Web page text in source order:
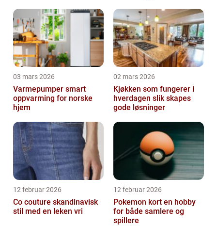
03 mars 2026
Varmepumper smart
oppvarming for norske
hjem
02 mars 2026
Kjøkken som fungerer i
hverdagen slik skapes
gode løsninger
12 februar 2026
Co couture skandinavisk
stil med en leken vri
12 februar 2026
Pokemon kort en hobby
for både samlere og
spillere